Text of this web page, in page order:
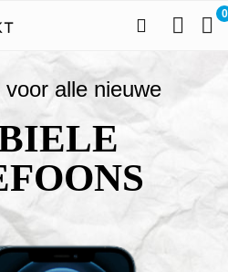
0
alle nieuwe